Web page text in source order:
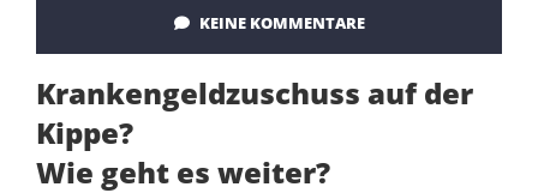
KEINE KOMMENTARE
Krankengeldzuschuss auf der
Kippe?
Wie geht es weiter?